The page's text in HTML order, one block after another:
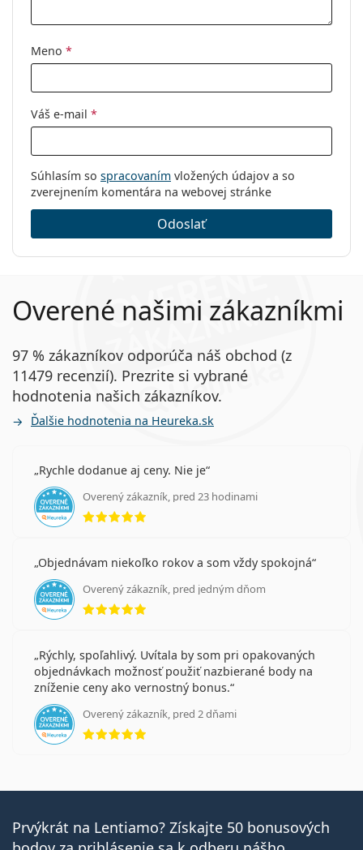
Meno *
Váš e-mail *
Súhlasím so spracovaním vložených údajov a so
zverejnením komentára na webovej stránke
Odoslať
Overené našimi zákazníkmi
97 % zákazníkov odporúča náš obchod (z
11479 recenzií). Prezrite si vybrané
hodnotenia našich zákazníkov.
Ďalšie hodnotenia na Heureka.sk
Rychle dodanue aj ceny. Nie je
Overený zákazník, pred 23 hodinami
hodnotenie 5 z 5
Objednávam niekoľko rokov a som vždy spokojná
Overený zákazník, pred jedným dňom
hodnotenie 5 z 5
Rýchly, spoľahlivý. Uvítala by som pri opakovaných
objednávkach možnosť použiť nazbierané body na
zníženie ceny ako vernostný bonus.
Overený zákazník, pred 2 dňami
hodnotenie 5 z 5
Prvýkrát na Lentiamo? Získajte 50 bonusových